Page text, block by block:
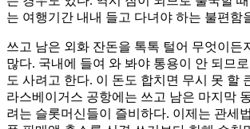
는 여행기간 내내 들고 다녀야 하는 불편함
쓰고 남은 외화 잔돈을 톡톡 털어 무엇이든
많다. 국내에 들여 와 봐야 통용이 안 되므
도 사려고 한다. 이 돈도 합치면 무시 못 할
라스베이거스 공항에는 쓰고 남은 마지막
려는 슬롯머신들이 즐비하다. 이제는 관세